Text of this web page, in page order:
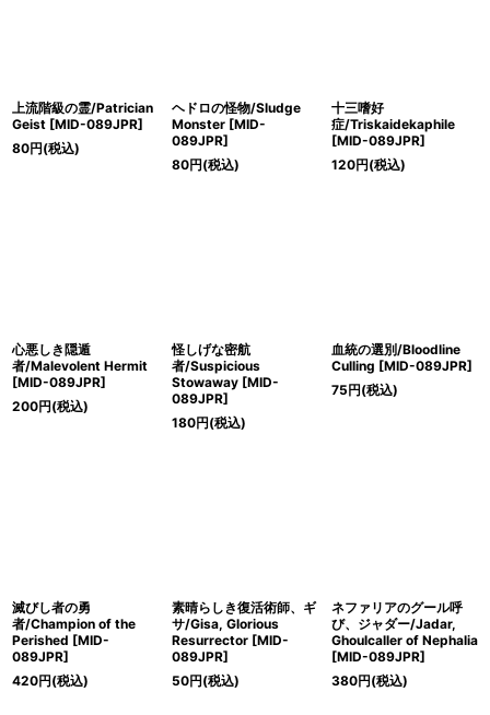
上流階級の霊/Patrician
Geist [MID-089JPR]
80円(税込)
ヘドロの怪物/Sludge
Monster [MID-
089JPR]
80円(税込)
十三嗜好
症/Triskaidekaphile
[MID-089JPR]
120円(税込)
心悪しき隠遁
者/Malevolent Hermit
[MID-089JPR]
200円(税込)
怪しげな密航
者/Suspicious
Stowaway [MID-
089JPR]
180円(税込)
血統の選別/Bloodline
Culling [MID-089JPR]
75円(税込)
滅びし者の勇
者/Champion of the
Perished [MID-
089JPR]
420円(税込)
素晴らしき復活術師、ギ
サ/Gisa, Glorious
Resurrector [MID-
089JPR]
50円(税込)
ネファリアのグール呼
び、ジャダー/Jadar,
Ghoulcaller of Nephalia
[MID-089JPR]
380円(税込)